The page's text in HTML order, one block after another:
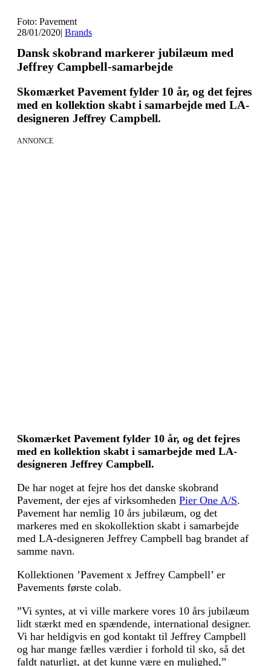
Foto: Pavement
28/01/2020| Brands
Dansk skobrand markerer jubilæum med
Jeffrey Campbell-samarbejde
Skomærket Pavement fylder 10 år, og det fejres
med en kollektion skabt i samarbejde med LA-
designeren Jeffrey Campbell.
ANNONCE
Skomærket Pavement fylder 10 år, og det fejres
med en kollektion skabt i samarbejde med LA-
designeren Jeffrey Campbell.
De har noget at fejre hos det danske skobrand
Pavement, der ejes af virksomheden Pier One A/S.
Pavement har nemlig 10 års jubilæum, og det
markeres med en skokollektion skabt i samarbejde
med LA-designeren Jeffrey Campbell bag brandet af
samme navn.
Kollektionen ’Pavement x Jeffrey Campbell’ er
Pavements første colab.
”Vi syntes, at vi ville markere vores 10 års jubilæum
lidt stærkt med en spændende, international designer.
Vi har heldigvis en god kontakt til Jeffrey Campbell
og har mange fælles værdier i forhold til sko, så det
faldt naturligt, at det kunne være en mulighed,”